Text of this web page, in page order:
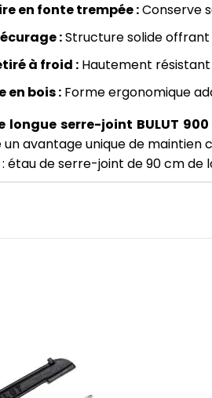
en fonte trempée :Conserve
:Structure solide
à froid : Hautement résistant
en bois : Forme ergonomique
longue serre-joint BULUT 900
avantage unique de
étau de serre-joint de 90 cm